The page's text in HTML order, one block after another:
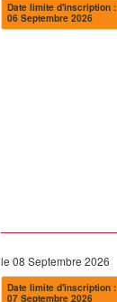
Date limite d'inscription :
06 Septembre 2026
le 08 Septembre 2026
Date limite d'inscription :
07 Septembre 2026